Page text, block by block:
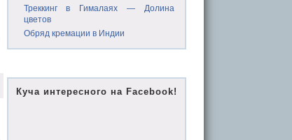
Треккинг в Гималаях — Долина
цветов
Обряд кремации в Индии
Куча интересного на Facebook!